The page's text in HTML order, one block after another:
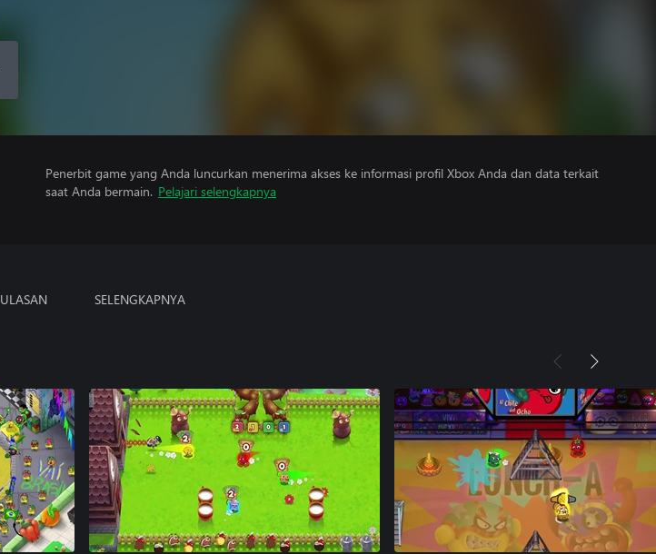
Penerbit game yang Anda luncurkan menerima akses ke informasi profil Xbox Anda dan data terkait
saat Anda bermain. Pelajari selengkapnya
ULASAN SELENGKAPNYA